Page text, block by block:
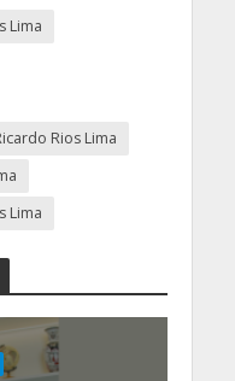
Lima
Rios Lima
Lima